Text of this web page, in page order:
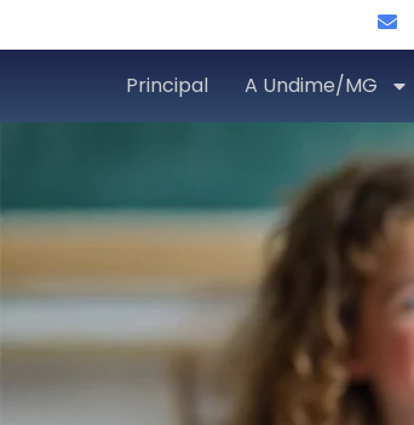
Principal A Undime/MG